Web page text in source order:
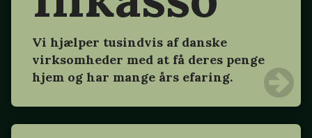
Vi hjælper tusindvis af danske
virksomheder med at få deres penge
hjem og har mange års efaring.